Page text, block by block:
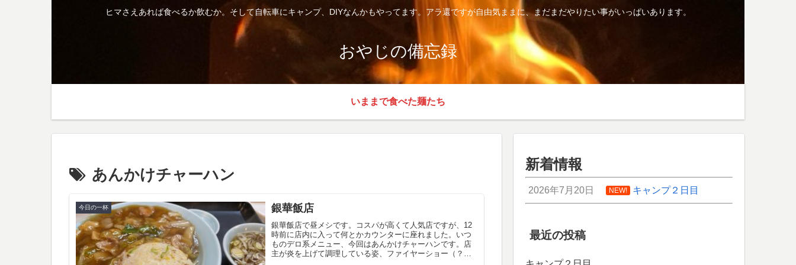
ヒマさえあれば食べるか飲むか。そして自転車にキャンプ、DIYなんかもやってます。アラ還ですが自由気ままに、まだまだやりたい事がいっぱいあります。
おやじの備忘録
いままで食べた麺たち
あんかけチャーハン
今日の一杯 銀華飯店
銀華飯店で昼メシです。コスパが高くて人気店ですが、12
時前に店内に入って何とかカウンターに座れました。いつ
ものデロ系メニュー、今回はあんかけチャーハンです。店
主が炎を上げて調理している姿、ファイヤーショー（？）
新着情報
2026年7月20日 NEW! キャンプ２日目
最近の投稿